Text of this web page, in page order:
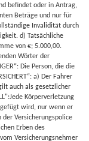
befindet oder in Antrag,
Beträge und nur für
Invalidität durch
d) Tatsächliche
von €; 5.000,00.
Wörter der
Die Person, die die
a) Der Fahrer
auch als gesetzlicher
Körperverletzung
wird, nur wenn er
der Versicherungspolice
Erben des
Versicherungsnehmer